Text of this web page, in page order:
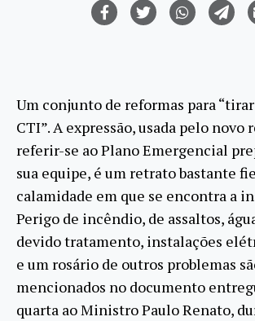
Um conjunto de reformas para “tirar
CTI”. A expressão, usada pelo novo
referir-se ao Plano Emergencial
sua equipe, é um retrato bastante
calamidade em que se encontra a
Perigo de incêndio, de assaltos,
devido tratamento, instalações
e um rosário de outros problemas
mencionados no documento
quarta ao Ministro Paulo Renato,